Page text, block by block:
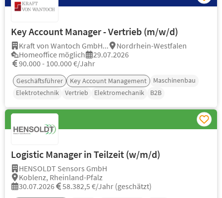
Key Account Manager - Vertrieb (m/w/d)
Kraft von Wantoch GmbH...
Nordrhein-Westfalen
Homeoffice möglich
29.07.2026
90.000 - 100.000 €/Jahr
Geschäftsführer Key Account Management
Maschinenbau
Elektrotechnik
Vertrieb Elektromechanik B2B
Logistic Manager in Teilzeit (w/m/d)
HENSOLDT Sensors GmbH
Koblenz, Rheinland-Pfalz
30.07.2026
58.382,5 €/Jahr (geschätzt)